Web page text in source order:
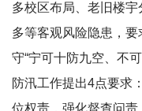
多校区布局、老旧楼
多等客观风险隐患，
守“宁可十防九空、不
防汛工作提出4点要求